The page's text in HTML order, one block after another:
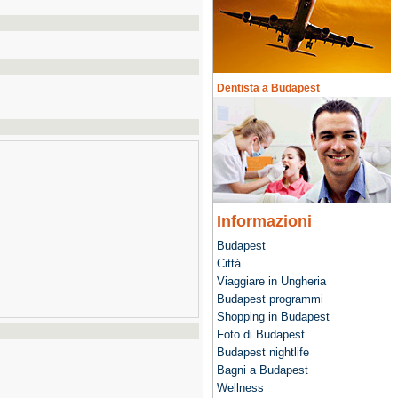
Dentista a Budapest
Informazioni
Budapest
Cittá
Viaggiare in Ungheria
Budapest programmi
Shopping in Budapest
Foto di Budapest
Budapest nightlife
Bagni a Budapest
Wellness